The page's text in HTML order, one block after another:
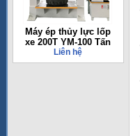
Máy ép thủy lực lốp
xe 200T YM-100 Tấn
Liên hệ